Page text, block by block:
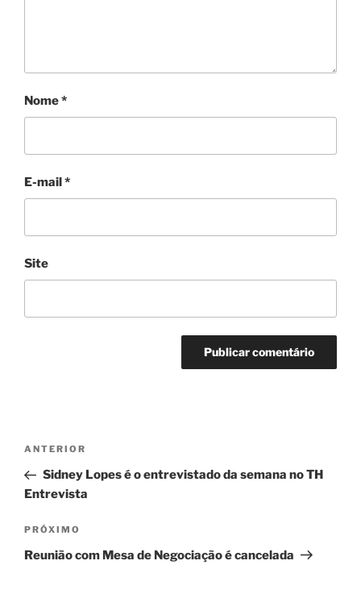
Nome*
E-mail*
Site
Navegação
Post
Post
anterior
ANTERIOR
Sidney Lopes é o entrevistado da semana no TH
Entrevista
Próximo
post
PRÓXIMO
Reunião com Mesa de Negociação é cancelada